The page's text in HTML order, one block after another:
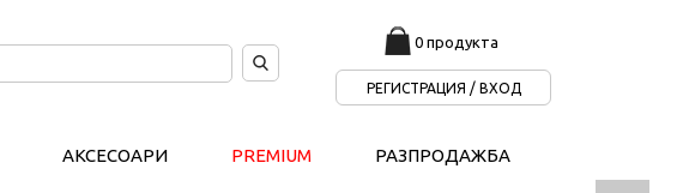
0 продукта
РЕГИСТРАЦИЯ / ВХОД
АКСЕСОАРИ PREMIUM РАЗПРОДАЖБА